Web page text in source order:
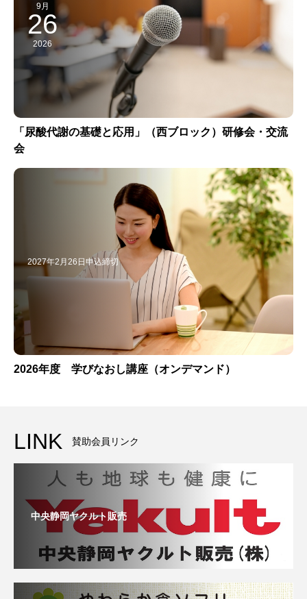
9月
26
2026
「尿酸代謝の基礎と応用」（西ブロック）研修会・交流
会
2027年2月26日申込締切
2026年度 学びなおし講座（オンデマンド）
LINK 賛助会員リンク
中央静岡ヤクルト販売